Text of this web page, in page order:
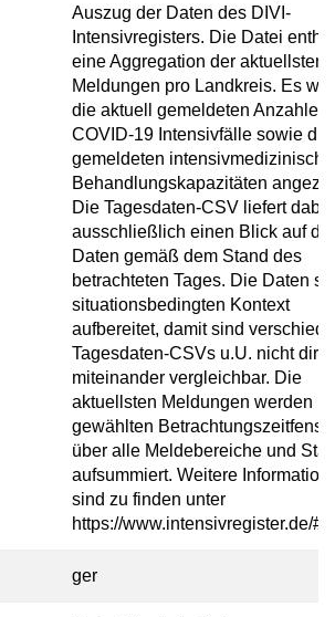
Auszug der Daten des DIVI-
Intensivregisters. Die Datei
eine Aggregation der aktuellsten
Meldungen pro Landkreis. Es
die aktuell gemeldeten Anzahlen
COVID-19 Intensivfälle sowie die
gemeldeten
Behandlungskapazitäten
Die Tagesdaten-CSV liefert dabei
ausschließlich einen Blick auf die
Daten gemäß dem Stand des
betrachteten Tages. Die Daten
situationsbedingten Kontext
aufbereitet, damit sind
Tagesdaten-CSVs u.U. nicht
miteinander vergleichbar. Die
aktuellsten Meldungen werden im
gewählten
über alle Meldebereiche und
aufsummiert. Weitere
sind zu finden unter
https://www.intensivregister.de/#/
ger